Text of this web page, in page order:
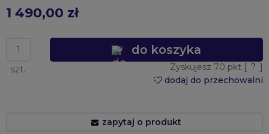
1 490,00 zł
szt.
do koszyka
Zyskujesz 70 pkt [ ? ]
dodaj do przechowalni
zapytaj o produkt